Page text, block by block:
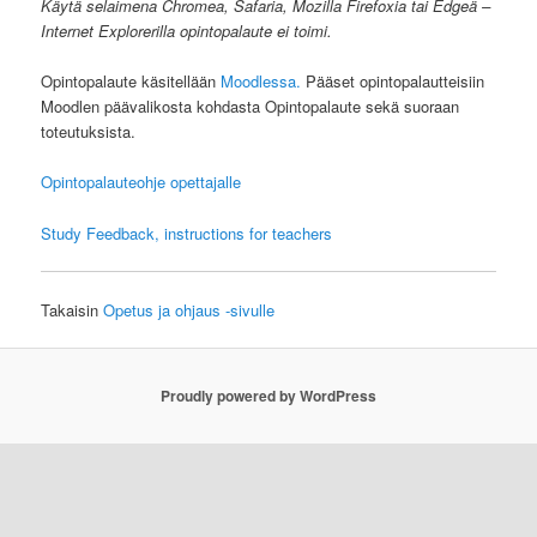
Käytä selaimena Chromea, Safaria, Mozilla Firefoxia tai Edgeä –
Internet Explorerilla opintopalaute ei toimi.
Opintopalaute käsitellään Moodlessa. Pääset opintopalautteisiin
Moodlen päävalikosta kohdasta Opintopalaute sekä suoraan
toteutuksista.
Opintopalauteohje opettajalle
Study Feedback, instructions for teachers
TakaisinOpetus ja ohjaus -sivulle
Proudly powered by WordPress